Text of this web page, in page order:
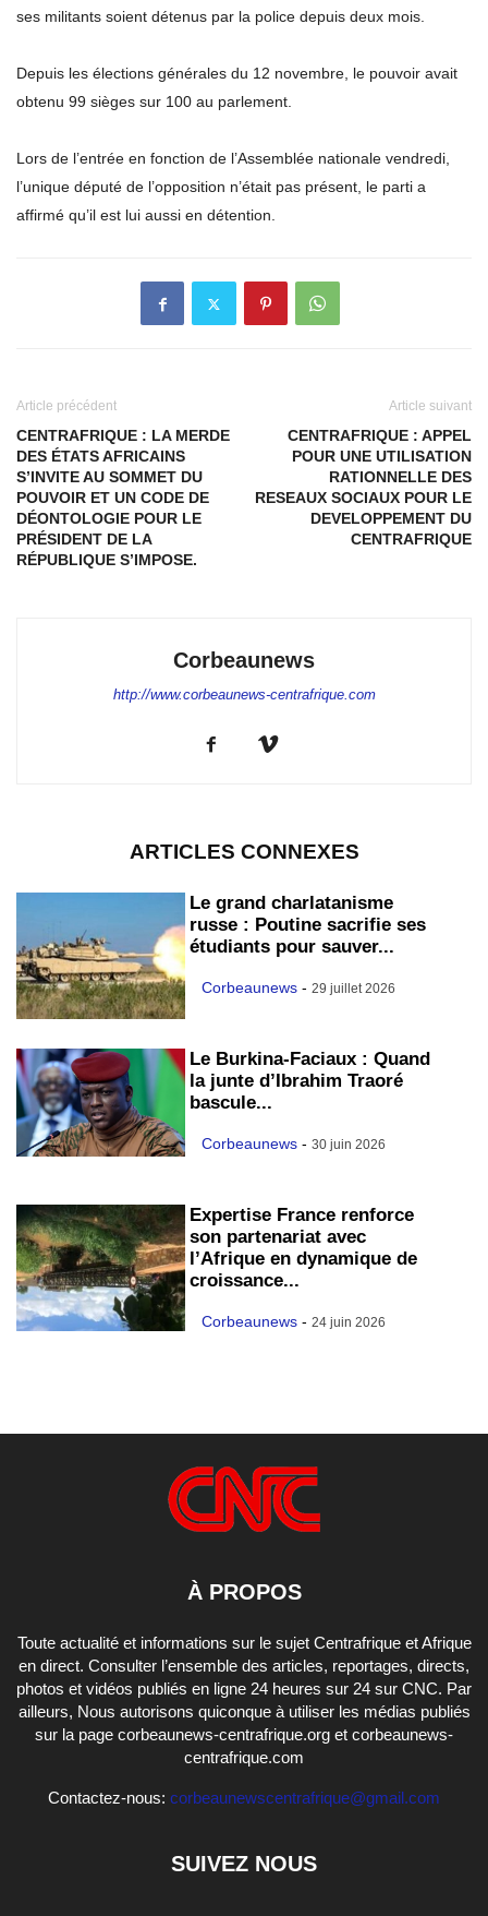
ses militants soient détenus par la police depuis deux mois.
Depuis les élections générales du 12 novembre, le pouvoir avait
obtenu 99 sièges sur 100 au parlement.
Lors de l’entrée en fonction de l’Assemblée nationale vendredi,
l’unique député de l’opposition n’était pas présent, le parti a
affirmé qu’il est lui aussi en détention.
Article précédent
CENTRAFRIQUE : LA MERDE
DES ÉTATS AFRICAINS
S’INVITE AU SOMMET DU
POUVOIR ET UN CODE DE
DÉONTOLOGIE POUR LE
PRÉSIDENT DE LA
RÉPUBLIQUE S’IMPOSE.
Article suivant
CENTRAFRIQUE : APPEL
POUR UNE UTILISATION
RATIONNELLE DES
RESEAUX SOCIAUX POUR LE
DEVELOPPEMENT DU
CENTRAFRIQUE
Corbeaunews
http://www.corbeaunews-centrafrique.com
ARTICLES CONNEXES
Le grand charlatanisme
russe : Poutine sacrifie ses
étudiants pour sauver...
Corbeaunews - 29 juillet 2026
Le Burkina-Faciaux : Quand
la junte d’Ibrahim Traoré
bascule...
Corbeaunews - 30 juin 2026
Expertise France renforce
son partenariat avec
l’Afrique en dynamique de
croissance...
Corbeaunews - 24 juin 2026
À PROPOS
Toute actualité et informations sur le sujet Centrafrique et Afrique
en direct. Consulter l’ensemble des articles, reportages, directs,
photos et vidéos publiés en ligne 24 heures sur 24 sur CNC. Par
ailleurs, Nous autorisons quiconque à utiliser les médias publiés
sur la page corbeaunews-centrafrique.org et corbeaunews-
centrafrique.com
Contactez-nous: corbeaunewscentrafrique@gmail.com
SUIVEZ NOUS